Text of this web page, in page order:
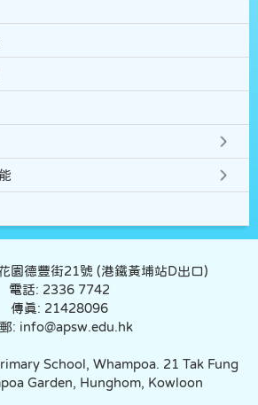
園德豐街21號 (港鐵黃埔站D出口)
電話: 2336 7742
傳真: 21428096
: info@apsw.edu.hk
School, Whampoa. 21 Tak Fung
Garden, Hunghom, Kowloon